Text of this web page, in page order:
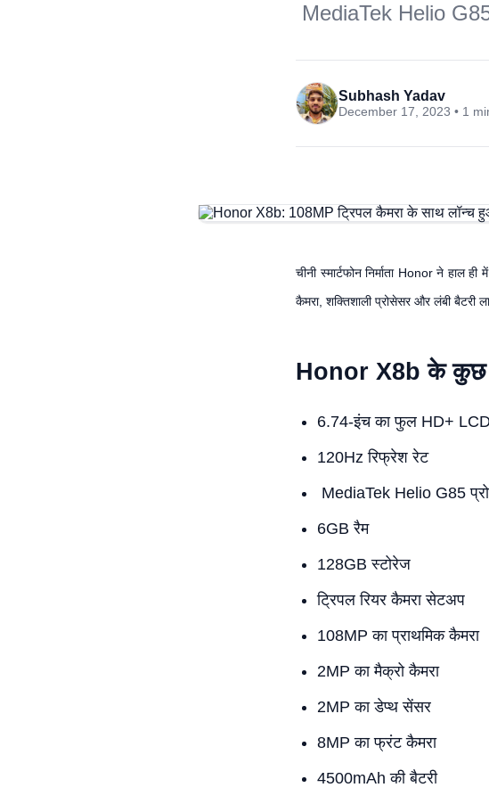
MediaTek Helio
Subhash Yadav
December 17, 2023 • 1
चीनी स्मार्टफोन निर्माता Honor ने हाल ही
कैमरा, शक्तिशाली प्रोसेसर और लंबी बैटरी
Honor X8b के कुछ
6.74-इंच का फुल HD+ LCD
120Hz रिफ्रेश रेट
MediaTek Helio G85
6GB रैम
128GB स्टोरेज
ट्रिपल रियर कैमरा सेटअप
108MP का प्राथमिक कैमरा
2MP का मैक्रो कैमरा
2MP का डेप्थ सेंसर
8MP का फ्रंट कैमरा
4500mAh की बैटरी